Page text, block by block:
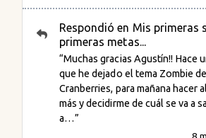
Respondió en Mis primeras
primeras metas...
“Muchas gracias Agustín!! Hace
que he dejado el tema Zombie
Cranberries, para mañana hacer
más y decidirme de cuál se va a
a…”
8